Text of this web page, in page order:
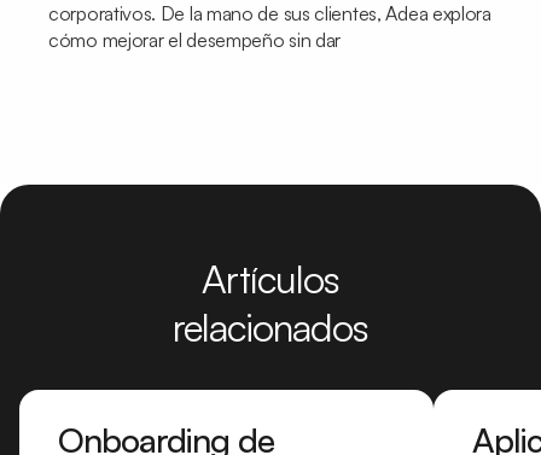
corporativos. De la mano de sus clientes, Adea explora
cómo mejorar el desempeño sin dar
Artículos
relacionados
Onboarding de